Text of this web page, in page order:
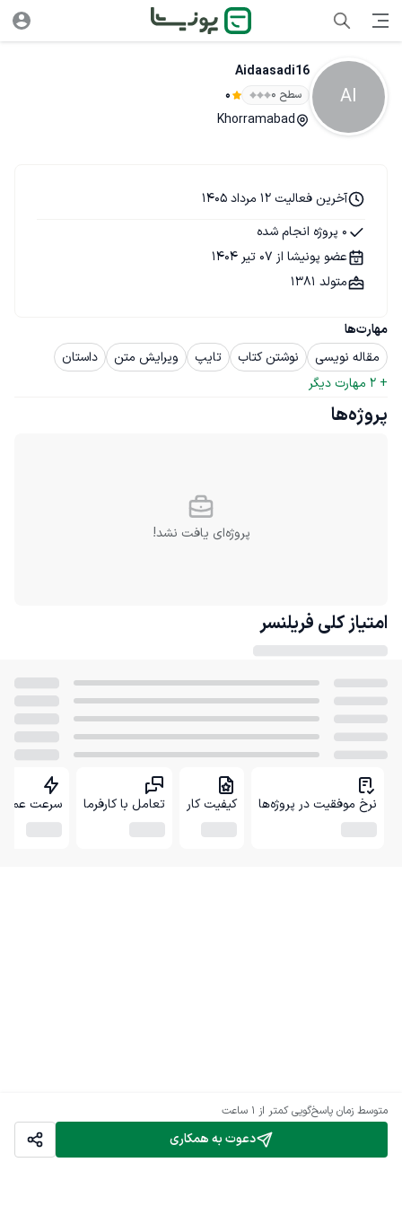
AI
Aidaasadi16
سطح ۰ 0
Khorramabad
دعوت به همکاری
متوسط زمان پاسخ‌گویی کمتر از 1 ساعت
مهارت‌ها
مقاله نویسی
نوشتن کتاب تایپ ویرایش متن
داستان
+
2 مهارت دیگر
آخرین فعالیت 12 مرداد 1405
0 پروژه انجام شده
عضو پونیشا از 07 تیر 1404
متولد 1381
پروژه‌ها
پروژه‌ای یافت نشد!
امتیاز کلی فریلنسر
نرخ موفقیت در پروژه‌ها کیفیت کار تعامل با کارفرما سرعت عمل